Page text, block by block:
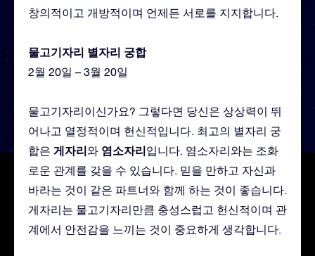
창의적이고 개방적이며 언제든 서로를 지지합니다.
물고기자리 별자리 궁합
2월 20일 – 3월 20일
물고기자리이신가요? 그렇다면 당신은 상상력이 뛰
어나고 열정적이며 헌신적입니다. 최고의 별자리 궁
합은 게자리와 염소자리입니다. 염소자리와는 조화
로운 관계를 갖을 수 있습니다. 믿을 만하고 자신과
바라는 것이 같은 파트너와 함께 하는 것이 좋습니다.
게자리는 물고기자리만큼 충성스럽고 헌신적이며 관
계에서 안전감을 느끼는 것이 중요하게 생각합니다.